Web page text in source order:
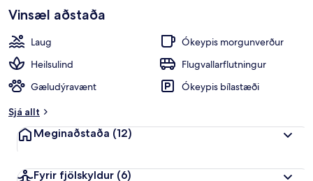
uppáhaldi
hjá
gestum
p
p
e
n
n
Vinsæl aðstaða
Laug
Ókeypis morgunverður
Heilsulind
Flugvallarflutningur
Gæludýravænt
Ókeypis bílastæði
Sjá allt
Meginaðstaða (12)
Fyrir fjölskyldur (6)